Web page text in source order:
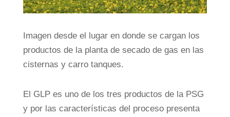
Imagen desde el lugar en donde se cargan los
productos de la planta de secado de gas en las
cisternas y carro tanques.
El GLP es uno de los tres productos de la PSG
y por las características del proceso presenta